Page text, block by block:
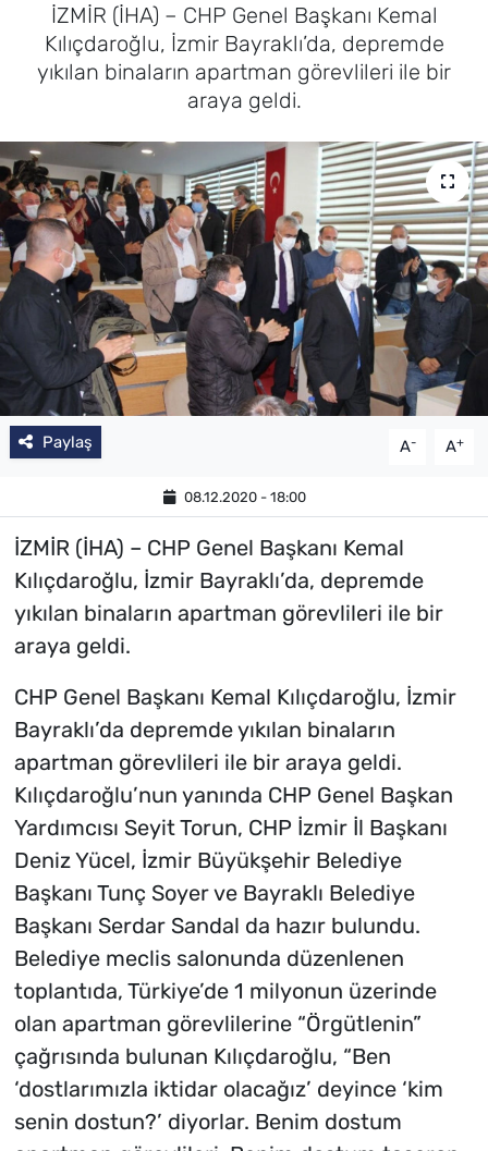
İZMİR (İHA) – CHP Genel Başkanı Kemal
Kılıçdaroğlu, İzmir Bayraklı’da, depremde
yıkılan binaların apartman görevlileri ile bir
araya geldi.
Paylaş A- A+
08.12.2020 - 18:00
İZMİR (İHA) – CHP Genel Başkanı Kemal
Kılıçdaroğlu, İzmir Bayraklı’da, depremde
yıkılan binaların apartman görevlileri ile bir
araya geldi.
CHP Genel Başkanı Kemal Kılıçdaroğlu, İzmir
Bayraklı’da depremde yıkılan binaların
apartman görevlileri ile bir araya geldi.
Kılıçdaroğlu’nun yanında CHP Genel Başkan
Yardımcısı Seyit Torun, CHP İzmir İl Başkanı
Deniz Yücel, İzmir Büyükşehir Belediye
Başkanı Tunç Soyer ve Bayraklı Belediye
Başkanı Serdar Sandal da hazır bulundu.
Belediye meclis salonunda düzenlenen
toplantıda, Türkiye’de 1 milyonun üzerinde
olan apartman görevlilerine “Örgütlenin”
çağrısında bulunan Kılıçdaroğlu, “Ben
‘dostlarımızla iktidar olacağız’ deyince ‘kim
senin dostun?’ diyorlar. Benim dostum